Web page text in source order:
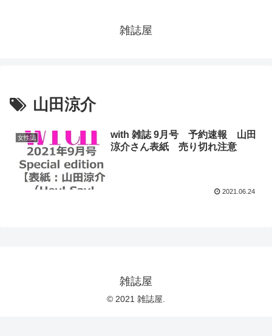
雑誌屋
山田涼介
女性誌
with 雑誌 9月号 予約速報 山田
涼介さん表紙 売り切れ注意
2021.06.24
雑誌屋
© 2021 雑誌屋.